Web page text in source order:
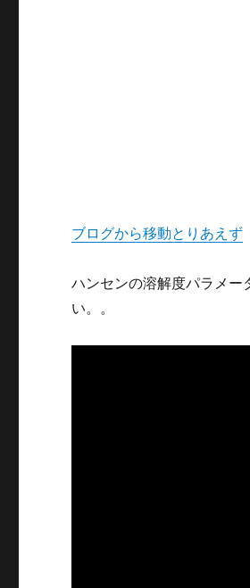
ブログから移動とりあえず
ハンセンの溶解度パラメ
い。。